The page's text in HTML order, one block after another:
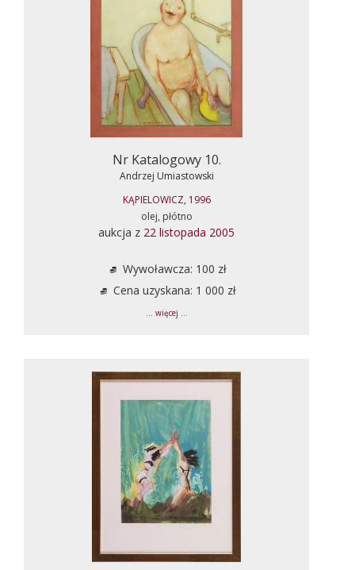
Nr Katalogowy 10.
Andrzej Umiastowski
KĄPIELOWICZ, 1996
olej, płótno
aukcja z 22 listopada 2005
Wywoławcza: 100 zł
Cena uzyskana: 1 000 zł
... więcej ...